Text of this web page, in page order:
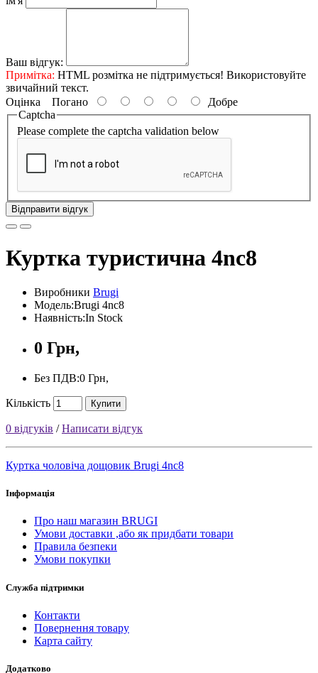
Ваш відгук:
Примітка: HTML розмітка не підтримується! Використовуйте
звичайний текст.
Оцінка Погано
Добре
Captcha
Please complete the captcha validation below
Відправити відгук
Куртка туристична 4nc8
Виробники Brugi
Модель:Brugi 4nс8
Наявність:In Stock
0 Грн,
Без ПДВ:0 Грн,
Кількість Купити
0 відгуків /Написати відгук
Куртка чоловіча дощовик Brugi 4nс8
Інформація
Про наш магазин BRUGI
Умови доставки ,або як придбати товари
Правила безпеки
Умови покупки
Служба підтримки
Контакти
Повернення товару
Карта сайту
Додатково